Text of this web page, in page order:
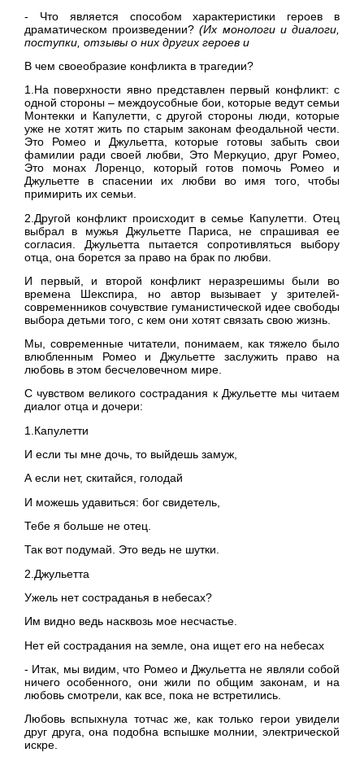
- Что является способом характеристики героев в
драматическом произведении?(Их монологи и диалоги,
поступки, отзывы о них других героев и
В чем своеобразие конфликта в трагедии?
1.На поверхности явно представлен первый конфликт: с
одной стороны – междоусобные бои, которые ведут семьи
Монтекки и Капулетти, с другой стороны люди, которые
уже не хотят жить по старым законам феодальной чести.
Это Ромео и Джульетта, которые готовы забыть свои
фамилии ради своей любви, Это Меркуцио, друг Ромео,
Это монах Лоренцо, который готов помочь Ромео и
Джульетте в спасении их любви во имя того, чтобы
примирить их семьи.
2.Другой конфликт происходит в семье Капулетти. Отец
выбрал в мужья Джульетте Париса, не спрашивая ее
согласия. Джульетта пытается сопротивляться выбору
отца, она борется за право на брак по любви.
И первый, и второй конфликт неразрешимы были во
времена Шекспира, но автор вызывает у зрителей-
современников сочувствие гуманистической идее свободы
выбора детьми того, с кем они хотят связать свою жизнь.
Мы, современные читатели, понимаем, как тяжело было
влюбленным Ромео и Джульетте заслужить право на
любовь в этом бесчеловечном мире.
С чувством великого сострадания к Джульетте мы читаем
диалог отца и дочери:
1.Капулетти
И если ты мне дочь, то выйдешь замуж,
А если нет, скитайся, голодай
И можешь удавиться: бог свидетель,
Тебе я больше не отец.
Так вот подумай. Это ведь не шутки.
2.Джульетта
Ужель нет состраданья в небесах?
Им видно ведь насквозь мое несчастье.
Нет ей сострадания на земле, она ищет его на небесах
- Итак, мы видим, что Ромео и Джульетта не являли собой
ничего особенного, они жили по общим законам, и на
любовь смотрели, как все, пока не встретились.
Любовь вспыхнула тотчас же, как только герои увидели
друг друга, она подобна вспышке молнии, электрической
искре.